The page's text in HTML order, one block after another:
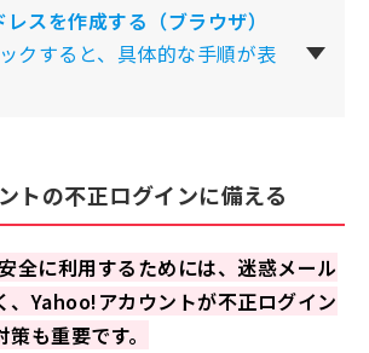
スを作成する（ブラウザ）
クすると、具体的な手順が表
トの不正ログインに備える
全に利用するためには、迷惑メール
、Yahoo!アカウントが不正ログイン
も重要です。